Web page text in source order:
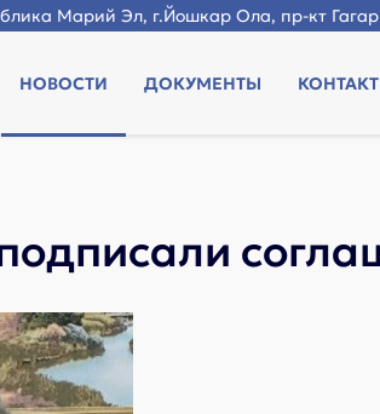
Марий Эл, г.Йошкар Ола, пр-кт
НОВОСТИ ДОКУМЕНТЫ